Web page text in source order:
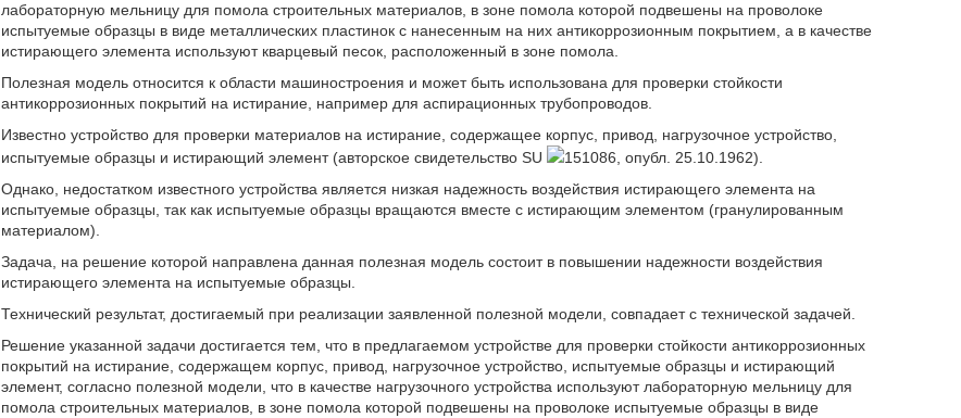
лабораторную мельницу для помола строительных материалов, в зоне помола которой подвешены на проволоке
испытуемые образцы в виде металлических пластинок с нанесенным на них антикоррозионным покрытием, а в качестве
истирающего элемента используют кварцевый песок, расположенный в зоне помола.
Полезная модель относится к области машиностроения и может быть использована для проверки стойкости
антикоррозионных покрытий на истирание, например для аспирационных трубопроводов.
Известно устройство для проверки материалов на истирание, содержащее корпус, привод, нагрузочное устройство,
испытуемые образцы и истирающий элемент (авторское свидетельство SU
151086, опубл. 25.10.1962).
Однако, недостатком известного устройства является низкая надежность воздействия истирающего элемента на
испытуемые образцы, так как испытуемые образцы вращаются вместе с истирающим элементом (гранулированным
материалом).
Задача, на решение которой направлена данная полезная модель состоит в повышении надежности воздействия
истирающего элемента на испытуемые образцы.
Технический результат, достигаемый при реализации заявленной полезной модели, совпадает с технической задачей.
Решение указанной задачи достигается тем, что в предлагаемом устройстве для проверки стойкости антикоррозионных
покрытий на истирание, содержащем корпус, привод, нагрузочное устройство, испытуемые образцы и истирающий
элемент, согласно полезной модели, что в качестве нагрузочного устройства используют лабораторную мельницу для
помола строительных материалов, в зоне помола которой подвешены на проволоке испытуемые образцы в виде